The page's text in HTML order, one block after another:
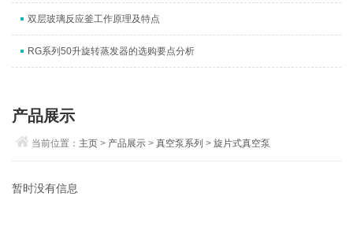
双层玻璃反应釜工作原理及特点
RG系列50升旋转蒸发器的选购要点分析
产品展示
当前位置： 主页 > 产品展示 >真空泵系列 >旋片式真空泵
暂时没有信息